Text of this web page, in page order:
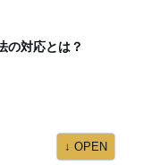
↓ OPEN
の対応とは？
を特定商取引法の